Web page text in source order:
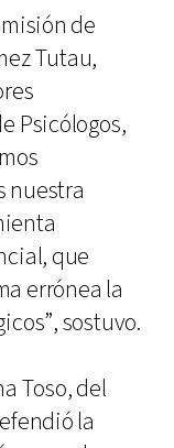
de
Tutau,
Psicólogos,
nuestra
que
errónea la
sostuvo.
Toso, del
la